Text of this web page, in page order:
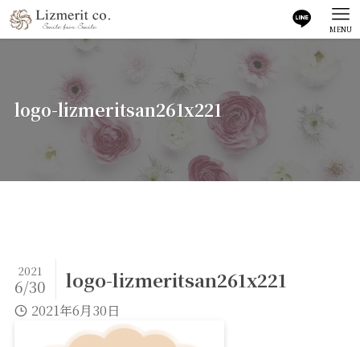
MENU
logo-lizmeritsan261x221
logo-lizmeritsan261x221
2021
6/30
2021年6月30日